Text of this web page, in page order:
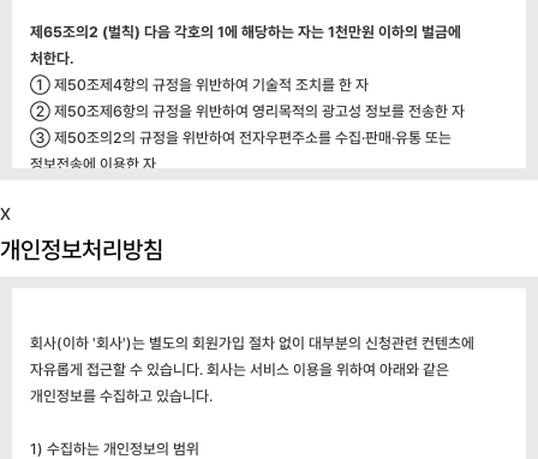
제65조의2 (벌칙) 다음 각호의 1에 해당하는 자는 1천만원 이하의 벌금에
처한다.
① 제50조제4항의 규정을 위반하여 기술적 조치를 한 자
② 제50조제6항의 규정을 위반하여 영리목적의 광고성 정보를 전송한 자
③ 제50조의2의 규정을 위반하여 전자우편주소를 수집·판매·유통 또는
정보전송에 이용한 자
개인정보관리 책임자 : 이주희
X
개인정보처리방침
회사(이하 '회사')는 별도의 회원가입 절차 없이 대부분의 신청관련 컨텐츠에
자유롭게 접근할 수 있습니다. 회사는 서비스 이용을 위하여 아래와 같은
개인정보를 수집하고 있습니다.
1) 수집하는 개인정보의 범위